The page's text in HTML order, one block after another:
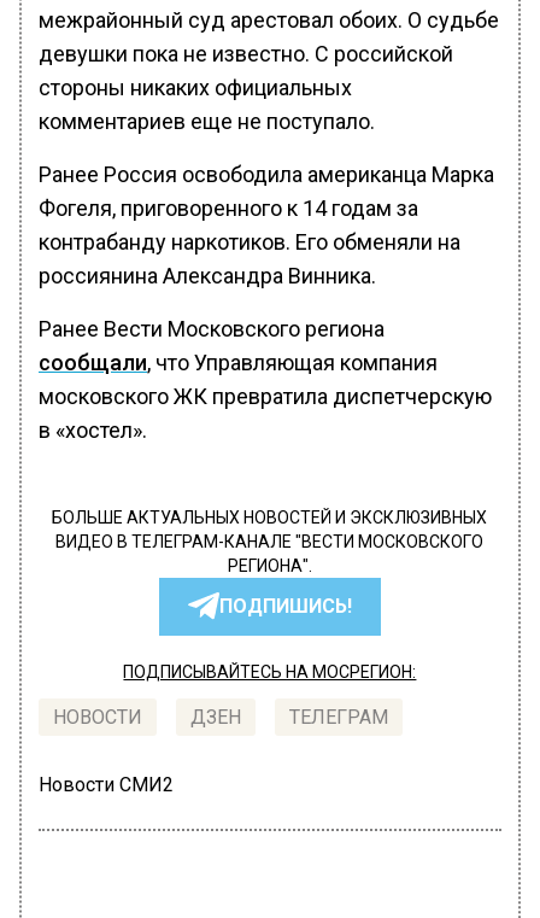
межрайонный суд арестовал обоих. О судьбе
девушки пока не известно. С российской
стороны никаких официальных
комментариев еще не поступало.
Ранее Россия освободила американца Марка
Фогеля, приговоренного к 14 годам за
контрабанду наркотиков. Его обменяли на
россиянина Александра Винника.
Ранее Вести Московского региона
сообщали, что Управляющая компания
московского ЖК превратила диспетчерскую
в «хостел».
БОЛЬШЕ АКТУАЛЬНЫХ НОВОСТЕЙ И ЭКСКЛЮЗИВНЫХ
ВИДЕО В ТЕЛЕГРАМ-КАНАЛЕ "ВЕСТИ МОСКОВСКОГО
РЕГИОНА".
ПОДПИШИСЬ!
ПОДПИСЫВАЙТЕСЬ НА МОСРЕГИОН:
НОВОСТИ ДЗЕН ТЕЛЕГРАМ
Новости СМИ2